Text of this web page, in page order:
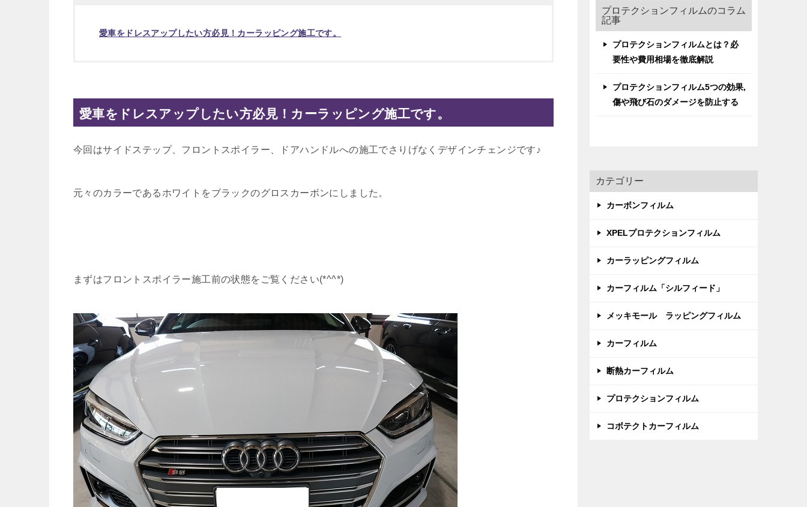
愛車をドレスアップしたい方必見！カーラッピング施工です。
愛車をドレスアップしたい方必見！カーラッピング施工です。
今回はサイドステップ、フロントスポイラー、ドアハンドルへの施工でさりげなくデザインチェンジです♪
元々のカラーであるホワイトをブラックのグロスカーボンにしました。
まずはフロントスポイラー施工前の状態をご覧ください(*^^*)
プロテクションフィルムのコラム
記事
プロテクションフィルムとは？必
要性や費用相場を徹底解説
プロテクションフィルム5つの効果,
傷や飛び石のダメージを防止する
カテゴリー
カーボンフィルム
XPELプロテクションフィルム
カーラッピングフィルム
カーフィルム「シルフィード」
メッキモール ラッピングフィルム
カーフィルム
断熱カーフィルム
プロテクションフィルム
コボテクトカーフィルム